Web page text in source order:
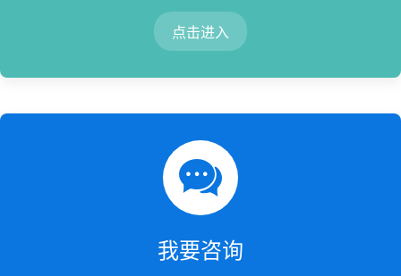
点击进入
我要咨询